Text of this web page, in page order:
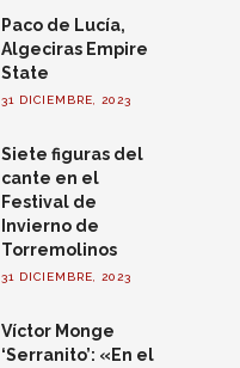
Paco de Lucía,
Algeciras Empire
State
31 DICIEMBRE, 2023
Siete figuras del
cante en el
Festival de
Invierno de
Torremolinos
31 DICIEMBRE, 2023
Víctor Monge
‘Serranito’: «En el